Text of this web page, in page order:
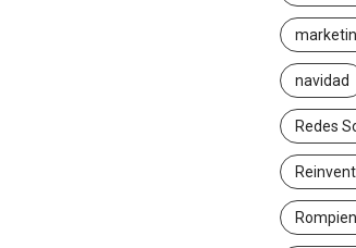
navidad
Redes